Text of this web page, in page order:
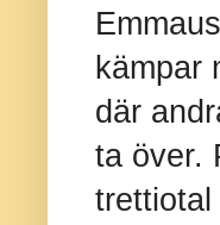
kämpar
där
ta över.
trettiotal